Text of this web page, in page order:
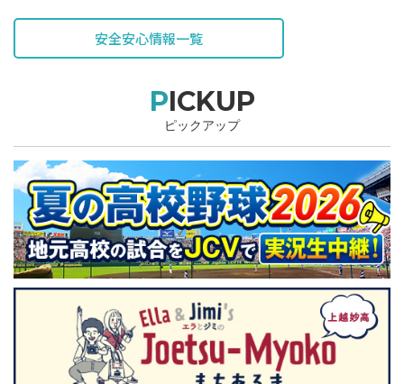
安全安心情報一覧
PICKUP
ピックアップ